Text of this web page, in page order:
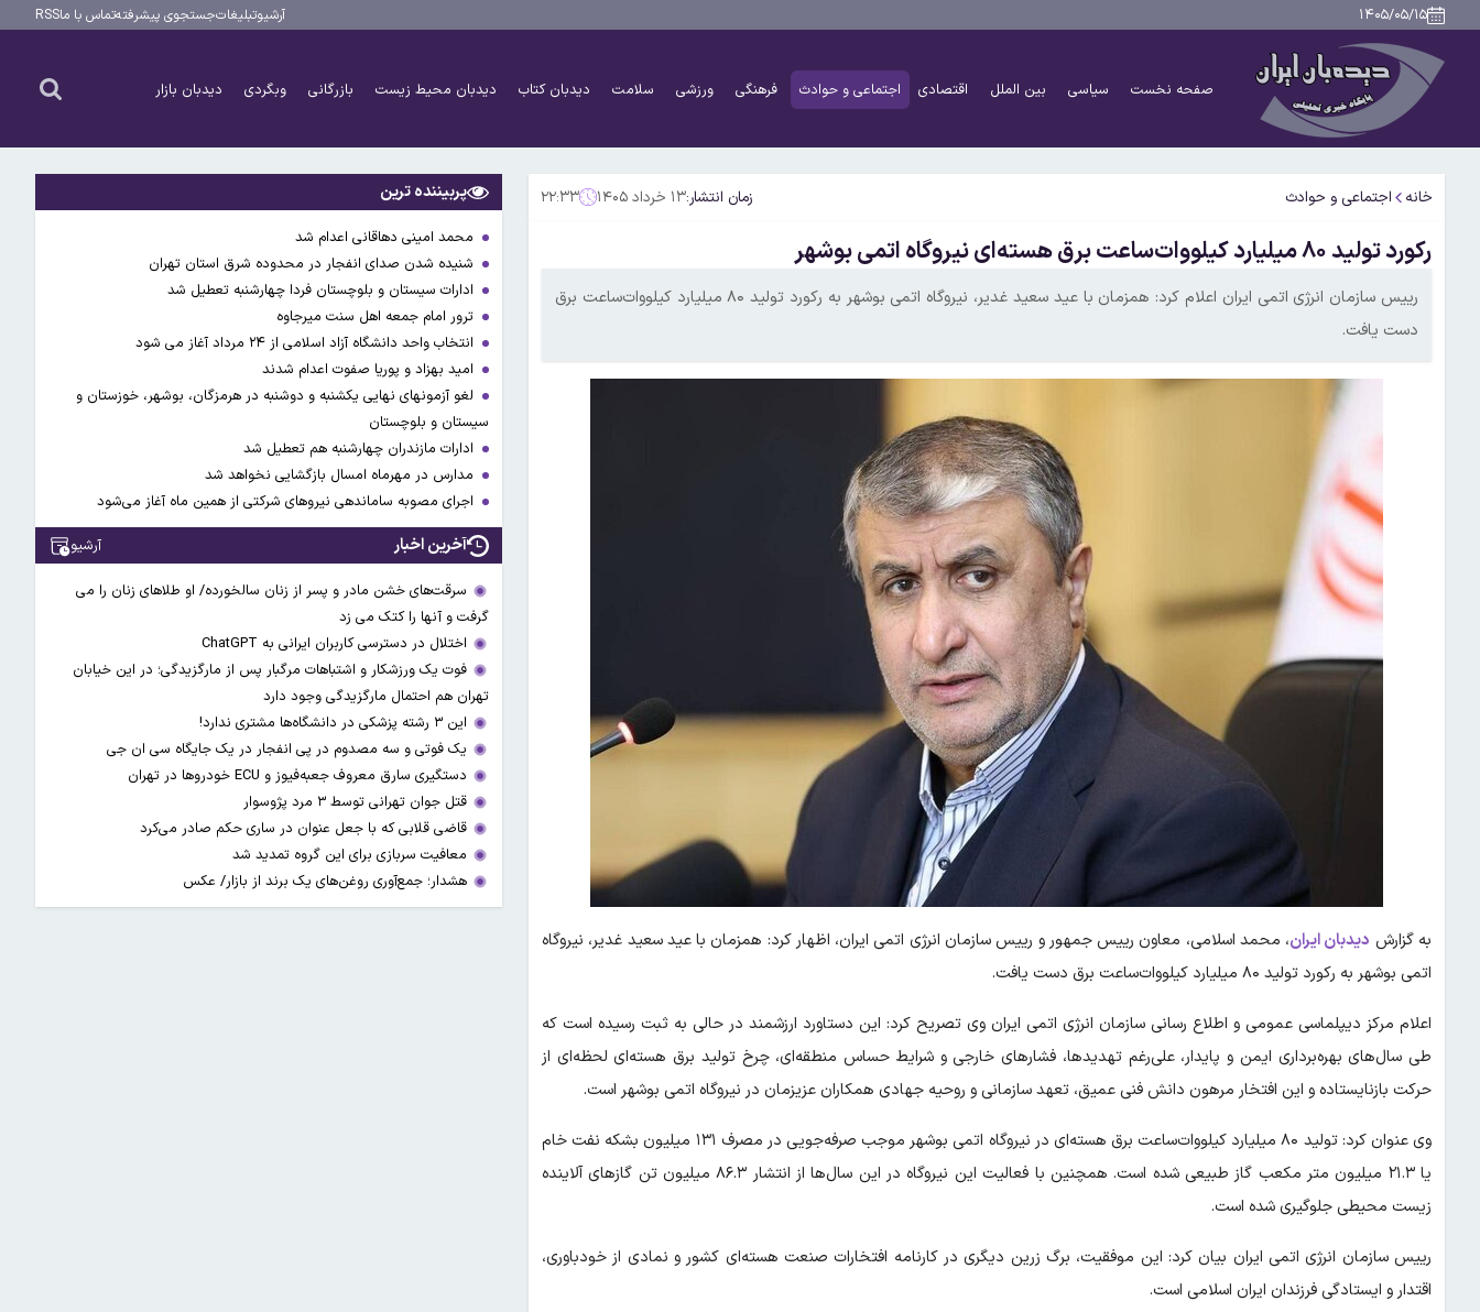
۱۴۰۵/۰۵/۱۵ آرشیوتبلیغاتجستجوی پیشرفتهتماس با ماRSS
صفحه نخست سیاسی بین الملل اقتصادی اجتماعی و حوادث فرهنگی ورزشی سلامت دیدبان کتاب دیدبان محیط زیست بازرگانی وبگردی دیدبان بازار
خانه اجتماعی و حوادث زمان انتشار:۱۳ خرداد ۱۴۰۵ ۲۲:۳۳
رکورد تولید ۸۰ میلیارد کیلووات‌ساعت برق هسته‌ای نیروگاه اتمی بوشهر
رییس سازمان انرژی اتمی ایران اعلام کرد: همزمان با عید سعید غدیر، نیروگاه اتمی بوشهر به رکورد تولید ۸۰ میلیارد کیلووات‌ساعت برق
دست یافت.
به گزارش دیدبان ایران، محمد اسلامی، معاون رییس جمهور و رییس سازمان انرژی اتمی ایران، اظهار کرد: همزمان با عید سعید غدیر، نیروگاه
اتمی بوشهر به رکورد تولید ۸۰ میلیارد کیلووات‌ساعت برق دست یافت.
اعلام مرکز دیپلماسی عمومی و اطلاع رسانی سازمان انرژی اتمی ایران وی تصریح کرد: این دستاورد ارزشمند در حالی به ثبت رسیده است که
طی سال‌های بهره‌برداری ایمن و پایدار، علی‌رغم تهدیدها، فشارهای خارجی و شرایط حساس منطقه‌ای، چرخ تولید برق هسته‌ای لحظه‌ای از
حرکت بازنایستاده و این افتخار مرهون دانش فنی عمیق، تعهد سازمانی و روحیه جهادی همکاران عزیزمان در نیروگاه اتمی بوشهر است.
وی عنوان کرد: تولید ۸۰ میلیارد کیلووات‌ساعت برق هسته‌ای در نیروگاه اتمی بوشهر موجب صرفه‌جویی در مصرف ۱۳۱ میلیون بشکه نفت خام
یا ۲۱.۳ میلیون متر مکعب گاز طبیعی شده است. همچنین با فعالیت این نیروگاه در این سال‌ها از انتشار ۸۶.۳ میلیون تن گازهای آلاینده
زیست محیطی جلوگیری شده است.
رییس سازمان انرژی اتمی ایران بیان کرد: این موفقیت، برگ زرین دیگری در کارنامه افتخارات صنعت هسته‌ای کشور و نمادی از خودباوری،
اقتدار و ایستادگی فرزندان ایران اسلامی است.
پربیننده ترین
محمد امینی دهاقانی اعدام شد
شنیده شدن صدای انفجار در محدوده شرق استان تهران
ادارات سیستان و بلوچستان فردا چهارشنبه تعطیل شد
ترور امام جمعه اهل سنت میرجاوه
انتخاب واحد دانشگاه آزاد اسلامی از ۲۴ مرداد آغاز می شود
امید بهزاد و پوریا صفوت اعدام شدند
لغو آزمونهای نهایی یکشنبه و دوشنبه در هرمزگان، بوشهر، خوزستان و
سیستان و بلوچستان
ادارات مازندران چهارشنبه هم تعطیل شد
مدارس در مهرماه امسال بازگشایی نخواهد شد
اجرای مصوبه ساماندهی نیرو‌های شرکتی از همین ماه آغاز می‌شود
آخرین اخبار آرشیو
سرقت‌های خشن مادر و پسر از زنان سالخورده/ او طلاهای زنان را می
گرفت و آنها را کتک می زد
اختلال در دسترسی کاربران ایرانی به ChatGPT
فوت یک ورزشکار و اشتباهات مرگبار پس از مارگزیدگی؛ در این خیابان
تهران هم احتمال مارگزیدگی وجود دارد
این ۳ رشته پزشکی در دانشگاه‌ها مشتری ندارد!
یک فوتی و سه مصدوم در پی انفجار در یک جایگاه سی ان جی
دستگیری سارق معروف جعبه‌فیوز و ECU خودروها در تهران
قتل جوان تهرانی توسط ۳ مرد پژوسوار
قاضی قلابی که با جعل عنوان در ساری حکم صادر می‌کرد
معافیت سربازی برای این گروه تمدید شد
هشدار؛ جمع‌آوری روغن‌های یک برند از بازار/ عکس